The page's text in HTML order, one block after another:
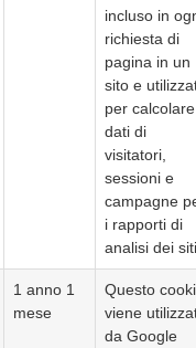
incluso in
richiesta di
pagina in un
sito e
per
dati di
visitatori,
sessioni e
campagne
i rapporti di
analisi dei
1 anno 1
mese
Questo
viene
da Google